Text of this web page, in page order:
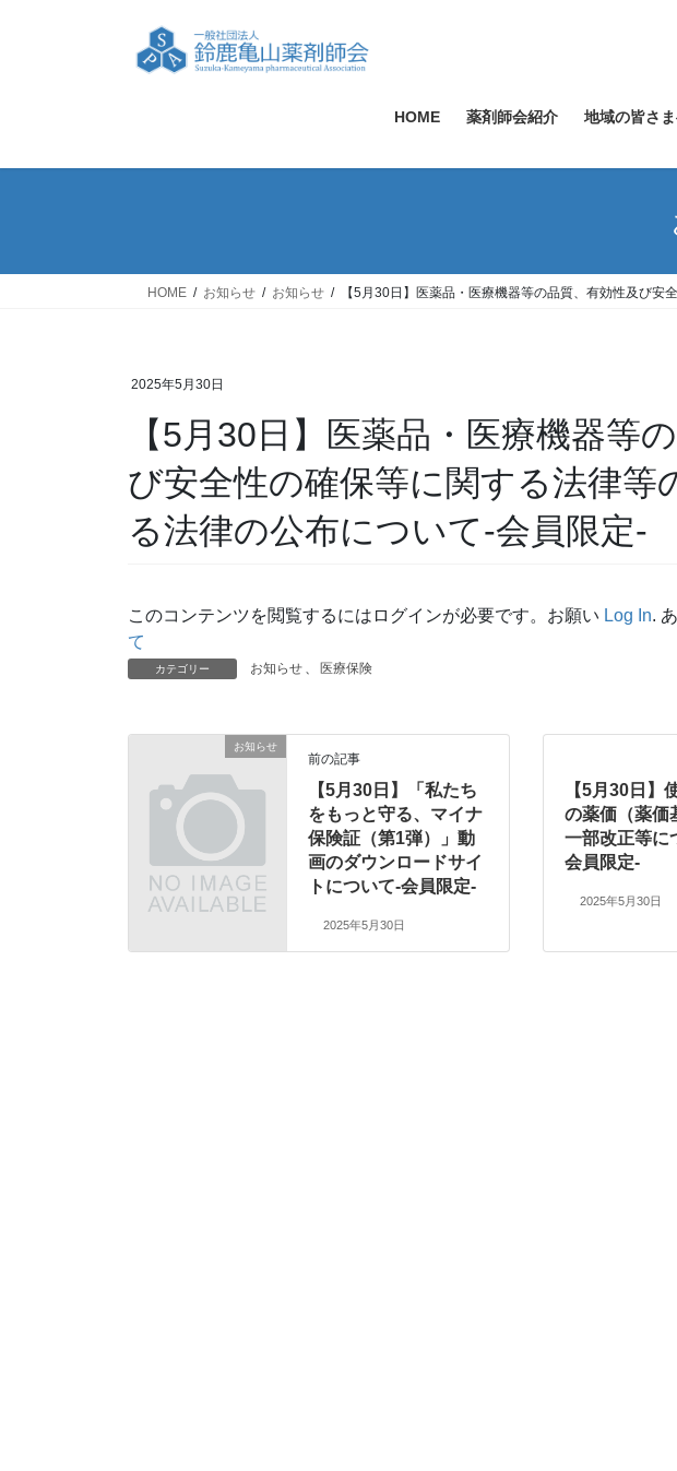
ス
ン
HOME 薬剤師会紹介 地域の皆さ
HOME お知らせ お知らせ 【5月30日】医薬品・医療機器等の品質、有効性及び
2025年5月30日
【5月30日】医薬品・医療機器等
び安全性の確保等に関する法律等
る法律の公布について-会員限定-
このコンテンツを閲覧するにはログインが必要です。お願い Log In.
て
カテゴリー お知らせ 、 医療保険
お知らせ
前の記事
【5月30日】「私たち
をもっと守る、マイナ
保険証（第1弾）」動
画のダウンロードサイ
トについて-会員限定-
2025年5月30日
【5月30日】
の薬価（薬価
一部改正等に
会員限定-
2025年5月30日